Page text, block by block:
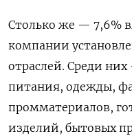
Столько же — 7,6%
компании
отраслей. Среди
питания, одежды,
промматериалов,
изделий, бытовых